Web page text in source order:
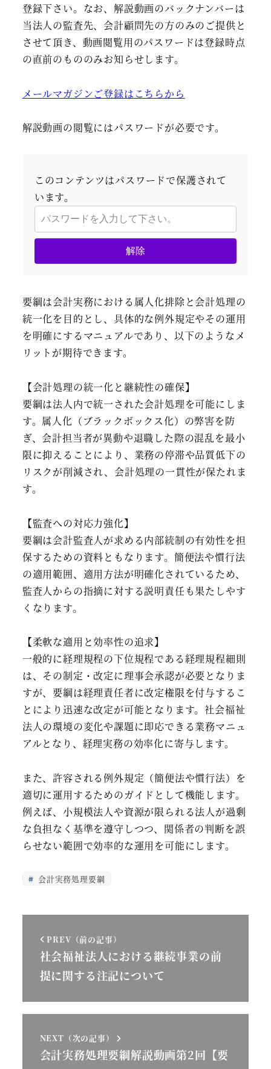
登録下さい。なお、解説動画のバックナンバーは
当法人の監査先、会計顧問先の方のみのご提供と
させて頂き、動画閲覧用のパスワードは登録時点
の直前のもののみお知らせします。
メールマガジンご登録はこちらから
解説動画の閲覧にはパスワードが必要です。
このコンテンツはパスワードで保護されて
います。
解除
要綱は会計実務における属人化排除と会計処理の
統一化を目的とし、具体的な例外規定やその運用
を明確にするマニュアルであり、以下のようなメ
リットが期待できます。
【会計処理の統一化と継続性の確保】
要綱は法人内で統一された会計処理を可能にしま
す。属人化（ブラックボックス化）の弊害を防
ぎ、会計担当者が異動や退職した際の混乱を最小
限に抑えることにより、業務の停滞や品質低下の
リスクが削減され、会計処理の一貫性が保たれま
す。
【監査への対応力強化】
要綱は会計監査人が求める内部統制の有効性を担
保するための資料ともなります。簡便法や慣行法
の適用範囲、適用方法が明確化されているため、
監査人からの指摘に対する説明責任も果たしやす
くなります。
【柔軟な適用と効率性の追求】
一般的に経理規程の下位規程である経理規程細則
は、その制定・改定に理事会承認が必要となりま
すが、要綱は経理責任者に改定権限を付与するこ
とにより迅速な改定が可能となります。社会福祉
法人の環境の変化や課題に即応できる業務マニュ
アルとなり、経理実務の効率化に寄与します。
また、許容される例外規定（簡便法や慣行法）を
適切に運用するためのガイドとして機能します。
例えば、小規模法人や資源が限られる法人が過剰
な負担なく基準を遵守しつつ、関係者の判断を誤
らせない範囲で効率的な運用を可能にします。
会計実務処理要綱
PREV（前の記事）
社会福祉法人における継続事業の前
提に関する注記について
NEXT（次の記事）
会計実務処理要綱解説動画第2回【要